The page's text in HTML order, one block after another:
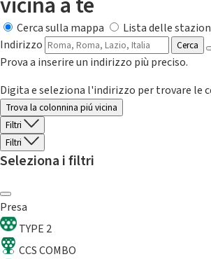
Cerca sulla mappa
Lista delle
Indirizzo
Cerca
Prova a inserire un indirizzo più preciso.
Digita e seleziona l'indirizzo per trovare le
Trova la colonnina piú vicina
Filtri
Filtri
Seleziona i filtri
Presa
TYPE 2
CCS COMBO